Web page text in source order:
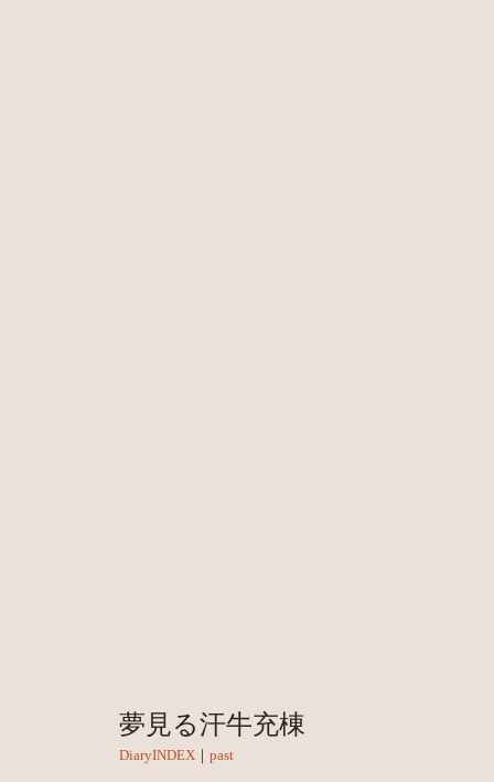
夢見る汗牛充棟
DiaryINDEX｜ past